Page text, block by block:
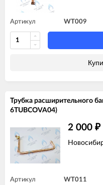
Артикул WT009
Трубка расширительного
6TUBCOVA04)
2 000 ₽
Артикул WT011